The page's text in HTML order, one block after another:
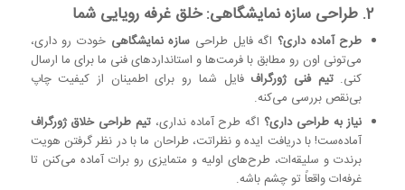
2. طراحی سازه نمایشگاهی: خلق غرفه رویایی شما
طرح آماده داری؟ اگه فایل طراحی سازه نمایشگاهی خودت رو داری،
می‌تونی اون رو مطابق با فرمت‌ها و استانداردهای فنی ما برای ما ارسال
کنی.تیم فنی ژورگراف فایل شما رو برای اطمینان از کیفیت چاپ
بی‌نقص بررسی می‌کنه.
نیاز به طراحی داری؟ اگه طرح آماده نداری، تیم طراحی خلاق ژورگراف
آماده‌ست! با دریافت ایده و نظراتت، طراحان ما با در نظر گرفتن هویت
برندت و سلیقه‌ات، طرح‌های اولیه و متمایزی رو برات آماده می‌کنن تا
غرفه‌ات واقعاً تو چشم باشه.